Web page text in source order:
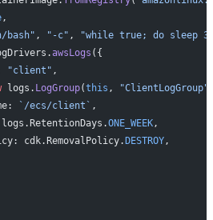
,
bash" , "-c" ,
"while true; do sleep
awsLogs ({
"client" ,
logs. LogGroup(this , "ClientLogGroup"
`/ecs/client` ,
ONE_WEEK,
cdk.RemovalPolicy.
DESTROY,